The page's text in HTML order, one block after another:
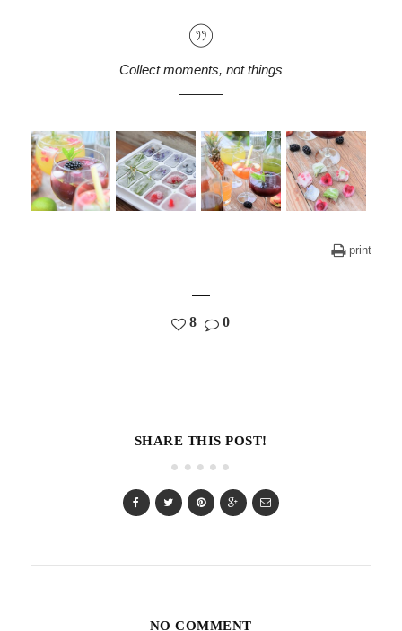
Collect moments, not things
print
8 0
SHARE THIS POST!
NO COMMENT